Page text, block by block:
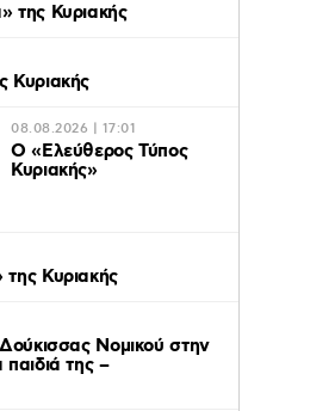
της Κυριακής
Κυριακής
08.08.2026 | 17:01
Ο «Eλεύθερος Τύπος
Κυριακής»
Κυριακής
Νομικού στην
της –